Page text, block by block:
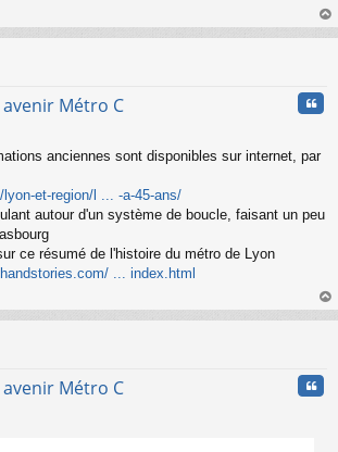
au
Métro C
anciennes sont disponibles sur internet, par
et-region/l ... -a-45-ans/
autour d'un système de boucle, faisant un peu
ce résumé de l'histoire du métro de Lyon
... index.html
au
Métro C